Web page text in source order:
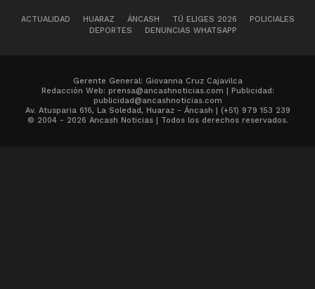
ACTUALIDAD HUARAZ ÁNCASH TÚ ELIGES 2026
POLICIALES
DEPORTES
DENUNCIAS WHATSAPP
Gerente General: Giovanna Cruz Cajavilca
Redacción Web: prensa@ancashnoticias.com | Publicidad:
publicidad@ancashnoticias.com
Av. Atusparia 616, La Soledad, Huaraz - Áncash | (+51) 979 153 239
© 2004 - 2026 Ancash Noticias | Todos los derechos reservados.